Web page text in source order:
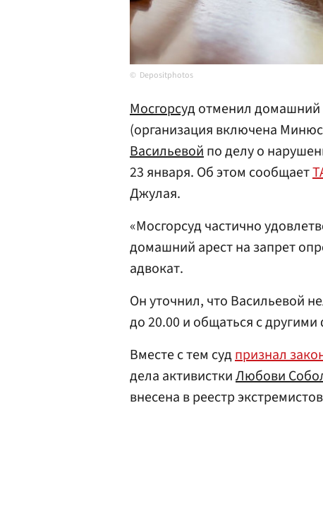
Depositphotos
Мосгорсудотменил домашний
(организация включена
Васильевойпо делу о
23 января. Об этом сообщает
Джулая.
«Мосгорсуд частично
домашний арест на запрет
адвокат.
Он уточнил, что Васильевой
до 20.00 и общаться с
Вместе с тем судпризнал
дела активисткиЛюбови
внесена в реестр